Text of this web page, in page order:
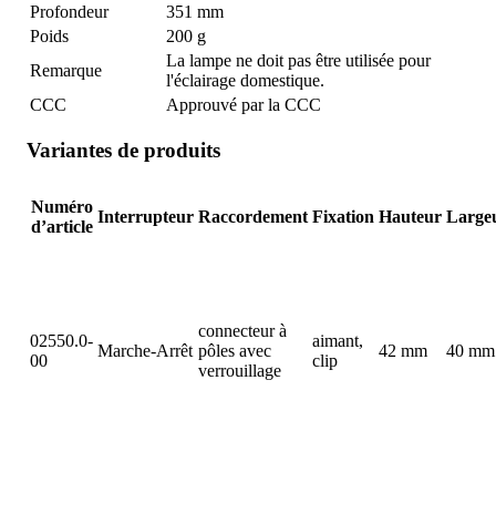
Profondeur
351 mm
Poids
200 g
Remarque
La lampe ne doit pas être utilisée pour
l'éclairage domestique.
CCC
Approuvé par la CCC
Variantes de produits
Numéro
d’article
Interrupteur Raccordement Fixation Hauteur
02550.0-
00
Marche-Arrêt
connecteur à
pôles avec
verrouillage
aimant,
clip
42 mm 40 mm